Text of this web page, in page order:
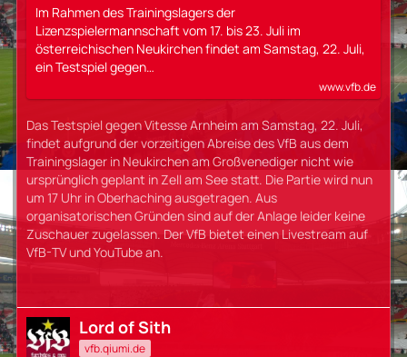
Im Rahmen des Trainingslagers der
Lizenzspielermannschaft vom 17. bis 23. Juli im
österreichischen Neukirchen findet am Samstag, 22. Juli,
ein Testspiel gegen…
www.vfb.de
Das Testspiel gegen Vitesse Arnheim am Samstag, 22. Juli,
findet aufgrund der vorzeitigen Abreise des VfB aus dem
Trainingslager in Neukirchen am Großvenediger nicht wie
ursprünglich geplant in Zell am See statt. Die Partie wird nun
um 17 Uhr in Oberhaching ausgetragen. Aus
organisatorischen Gründen sind auf der Anlage leider keine
Zuschauer zugelassen. Der VfB bietet einen Livestream auf
VfB-TV und YouTube an.
Lord of Sith
vfb.qiumi.de